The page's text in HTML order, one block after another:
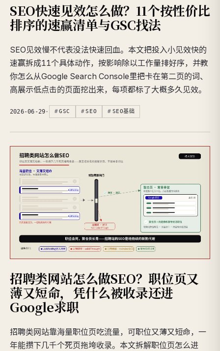
SEO快速见效怎么做？11个按性价比
排序的速赢清单与GSC找法
SEO见效慢不代表没法快速回血。本文把投入小见效快的
速赢拆成11个具体动作，按影响除以工作量排好序，并教
你怎么从Google Search Console里把卡在第二页的词、
高展示低点击的页面挖出来，每项都标了大概多久见效。
2026-06-29 · GSC SEO SEO基础
招聘类网站怎么做SEO？职位页又
薄又短命，凭什么被收录还进
Google求职
招聘类网站靠海量职位页吃流量，可职位又薄又短命，一
年能攒下几千个死页拖垮收录。本文拆解职位页怎么进